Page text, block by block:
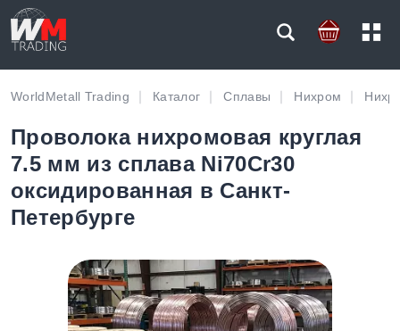
WorldMetall Trading Каталог Сплавы Нихром
Проволока нихромовая круглая
7.5 мм из сплава Ni70Cr30
оксидированная в Санкт-
Петербурге